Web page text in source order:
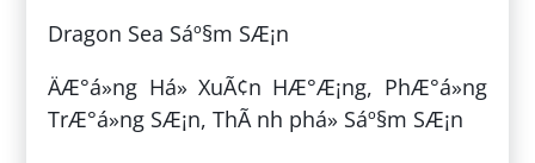
Dragon Sea Sáº§m SÆ¡n
ÄÆ°á»ng Há» XuÃ¢n HÆ°Æ¡ng, PhÆ°á»ng
TrÆ°á»ng SÆ¡n, ThÃ nh phá» Sáº§m SÆ¡n